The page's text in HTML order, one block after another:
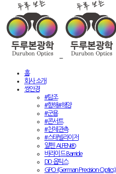
홈
회사 소개
쌍안경
#탐조
#항해#해양
#군용
#콘서트
#천체관측
#스태빌라이저
알펜 ALPEN®
바라이드 Barride
DD 옵틱스
GPO (German Precision Optics)